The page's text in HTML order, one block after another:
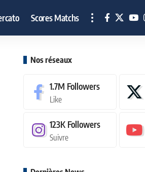
Scores Matchs
Nos réseaux
1.7M Followers
Like
123K Followers
Suivre